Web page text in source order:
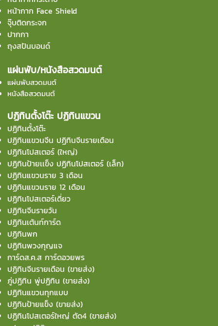
หน้ากาก Face Shield
จุ๊บติดกระจก
ปากกา
ถุงสปันบอนด์
แผ่นพับ/หนังสือสวดมนต์
แผ่นพับสวดมนต์
หนังสือสวดมนต์
ปฏิทินตั้งโต๊ะ ปฏิทินแขวน
ปฏิทินตั้งโต๊ะ
ปฏิทินแขวนจีน ปฏิทินจีนรายเดือน
ปฏิทินโปสเตอร์ (ใหญ่)
ปฏิทินป้ายเเข็ง ปฏิทินโปสเตอร์ (เล็ก)
ปฏิทินแขวนราย 3 เดือน
ปฏิทินแขวนราย 12 เดือน
ปฏิทินโปสเตอร์เดี่ยว
ปฏิทินจีนรายวัน
ปฏิทินเต้นท์การ์ด
ปฏิทินพก
ปฏิทินพวงกุญแจ
การ์ดส.ค.ส การ์ดอวยพร
ปฏิทินจีนรายเดือน (ขายส่ง)
ภู่ปฏิทิน พู่ปฏิทิน (ขายส่ง)
ปฏิทินแขวนทุกแบบ
ปฏิทินป้ายแข็ง (ขายส่ง)
ปฏิทินโปสเตอร์ใหญ่ ตัด4 (ขายส่ง)